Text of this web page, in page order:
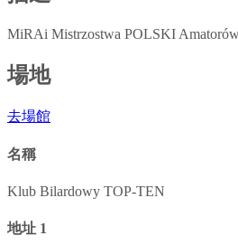
MiRAi Mistrzostwa POLSKI
場地
去場館
名稱
Klub Bilardowy TOP-TEN
地址 1